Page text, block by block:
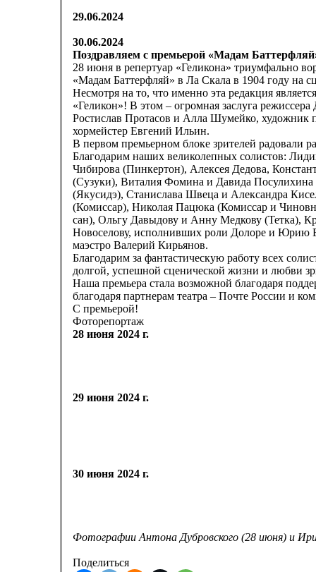
29.06.2024
30.06.2024
Поздравляем с премьерой «Мадам
28 июня в репертуар «Геликона» триумфально
«Мадам Баттерфляй» в Ла Скала в 1904 году на
Несмотря на то, что именно эта редакция
«Геликон»! В этом – огромная заслуга
Ростислав Протасов и Алла Шумейко, художник
хормейстер Евгений Ильин.
В первом премьерном блоке зрителей радовали
Благодарим наших великолепных солистов:
Чибирова (Пинкертон), Алексея Дедова,
(Сузуки), Виталия Фомина и Давида
(Якусидэ), Станислава Швеца и Александра
(Комиссар), Николая Пацюка (Комиссар и
сан), Ольгу Давыдову и Анну Медкову (Тетка),
Новоселову, исполнивших роли Долоре и Юрию
маэстро Валерий Кирьянов.
Благодарим за фантастическую работу всех
долгой, успешной сценической жизни и любви
Наша премьера стала возможной благодаря
благодаря партнерам театра – Почте России и
С премьерой!
Фоторепортаж
28 июня 2024 г.
29 июня 2024 г.
30 июня 2024 г.
Фотографии Антона Дубровского (28 июня) и
Поделиться